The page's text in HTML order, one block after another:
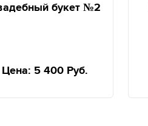
букет №2
Цена: 5 400 Руб.